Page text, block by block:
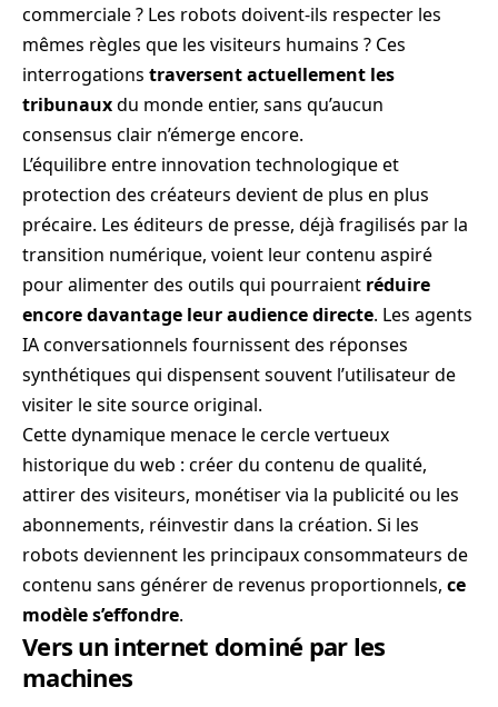
commerciale ? Les robots doivent-ils respecter les
mêmes règles que les visiteurs humains ? Ces
interrogations traversent actuellement les
tribunauxdu monde entier, sans qu’aucun
consensus clair n’émerge encore.
L’équilibre entre innovation technologique et
protection des créateurs devient de plus en plus
précaire. Les éditeurs de presse, déjà fragilisés par la
transition numérique, voient leur contenu aspiré
pour alimenter des outils qui pourraient réduire
encore davantage leur audience directe. Les agents
IA conversationnels fournissent des réponses
synthétiques qui dispensent souvent l’utilisateur de
visiter le site source original.
Cette dynamique menace le cercle vertueux
historique du web : créer du contenu de qualité,
attirer des visiteurs, monétiser via la publicité ou les
abonnements, réinvestir dans la création. Si les
robots deviennent les principaux consommateurs de
contenu sans générer de revenus proportionnels, ce
modèle s’effondre.
Vers un internet dominé par les
machines